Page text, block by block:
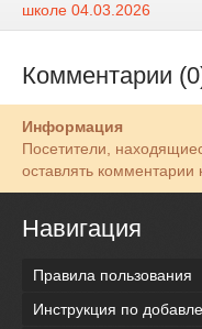
школе 04.03.2026
Комментарии
Информация
Посетители,
оставлять комментарии
Навигация
Правила пользования
Инструкция по